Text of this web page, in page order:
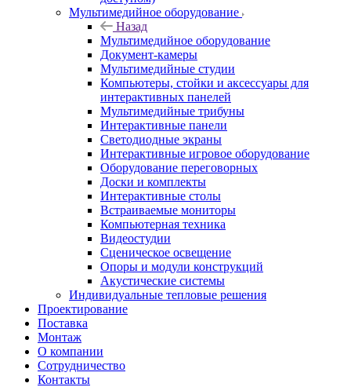
Мультимедийное оборудование
Назад
Мультимедийное оборудование
Документ-камеры
Мультимедийные студии
Компьютеры, стойки и аксессуары для
интерактивных панелей
Мультимедийные трибуны
Интерактивные панели
Светодиодные экраны
Интерактивные игровое оборудование
Оборудование переговорных
Доски и комплекты
Интерактивные столы
Встраиваемые мониторы
Компьютерная техника
Видеостудии
Cценическое освещение
Опоры и модули конструкций
Акустические системы
Индивидуальные тепловые решения
Проектирование
Поставка
Монтаж
О компании
Сотрудничество
Контакты